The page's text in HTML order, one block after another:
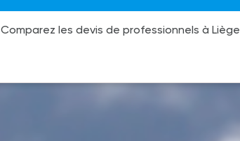
Comparez les devis de professionnels à Liège